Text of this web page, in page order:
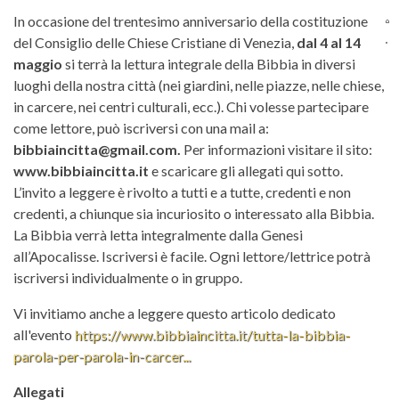
In occasione del trentesimo anniversario della costituzione
del Consiglio delle Chiese Cristiane di Venezia, dal 4 al 14
maggio si terrà la lettura integrale della Bibbia in diversi
luoghi della nostra città (nei giardini, nelle piazze, nelle chiese,
in carcere, nei centri culturali, ecc.). Chi volesse partecipare
come lettore, può iscriversi con una mail a:
bibbiaincitta@gmail.com Per informazioni visitare il sito:
www.bibbiaincitta.it e scaricare gli allegati qui sotto.
L’invito a leggere è rivolto a tutti e a tutte, credenti e non
credenti, a chiunque sia incuriosito o interessato alla Bibbia.
La Bibbia verrà letta integralmente dalla Genesi
all’Apocalisse. Iscriversi è facile. Ogni lettore/lettrice potrà
iscriversi individualmente o in gruppo.
Vi invitiamo anche a leggere questo articolo dedicato
all'evento https://www.bibbiaincitta.it/tutta-la-bibbia-
parola-per-parola-in-carcer...
Allegati